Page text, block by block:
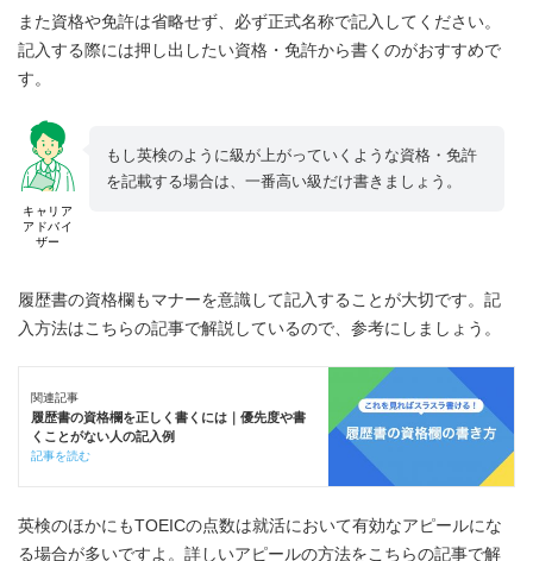
また資格や免許は省略せず、必ず正式名称で記入してください。
記入する際には押し出したい資格・免許から書くのがおすすめで
す。
キャリア
アドバイ
ザー
もし英検のように級が上がっていくような資格・免許
を記載する場合は、一番高い級だけ書きましょう。
履歴書の資格欄もマナーを意識して記入することが大切です。記
入方法はこちらの記事で解説しているので、参考にしましょう。
関連記事
履歴書の資格欄を正しく書くには｜優先度や書
くことがない人の記入例
記事を読む
英検のほかにもTOEICの点数は就活において有効なアピールにな
る場合が多いですよ。詳しいアピールの方法をこちらの記事で解